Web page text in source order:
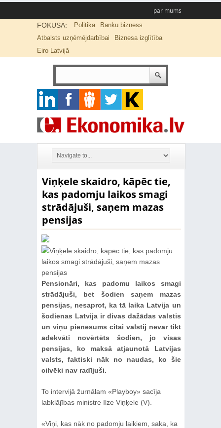
par mums
FOKUSĀ: Politika
Banku bizness
Atbalsts uzņēmējdarbībai
Biznesa izglītība
Eiro Latvijā
Viņķele skaidro, kāpēc tie,
kas padomju laikos smagi
strādājuši, saņem mazas
pensijas
Pensionāri, kas padomu laikos smagi
strādājuši, bet šodien saņem mazas
pensijas, nesaprot, ka tā laika Latvija un
šodienas Latvija ir divas dažādas valstis
un viņu pienesums citai valstij nevar tikt
adekvāti novērtēts šodien, jo visas
pensijas, ko maksā atjaunotā Latvijas
valsts, faktiski nāk no naudas, ko šie
cilvēki nav radījuši.
To intervijā žurnālam «Playboy» sacīja
labklājības ministre Ilze Viņķele (V).
«Viņi, kas nāk no padomju laikiem, saka, ka